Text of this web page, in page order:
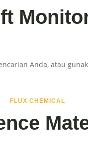
Anda, atau
FLUX CHEMICAL